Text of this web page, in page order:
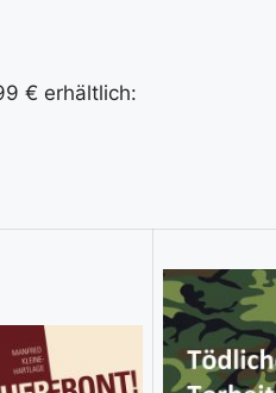
€ erhältlich: